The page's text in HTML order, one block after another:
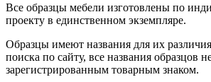
Все образцы мебели изготовлены по
проекту в единственном экземпляре.
Образцы имеют названия для их
поиска по сайту, все названия образцов
зарегистрированным товарным знаком.